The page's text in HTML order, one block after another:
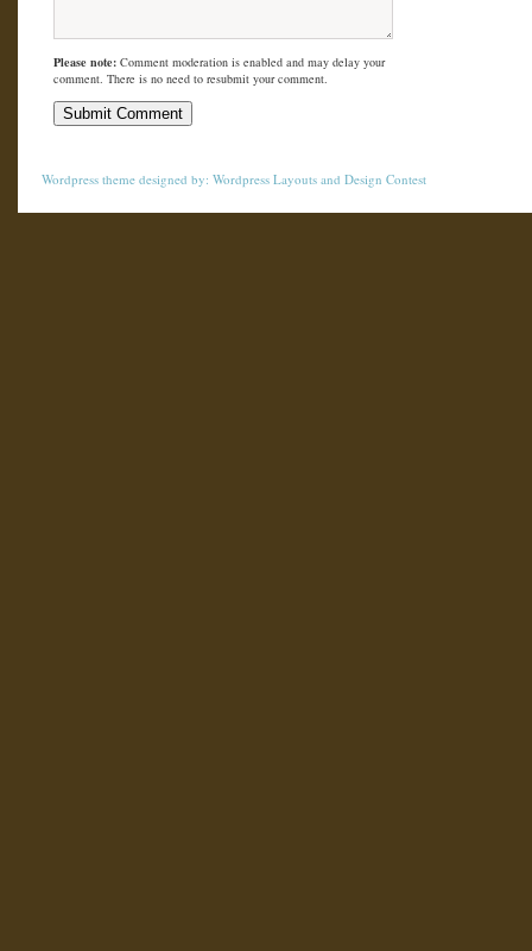
Please note: Comment moderation is enabled and may delay your
comment. There is no need to resubmit your comment.
Wordpress theme designed by: Wordpress Layouts and Design Contest